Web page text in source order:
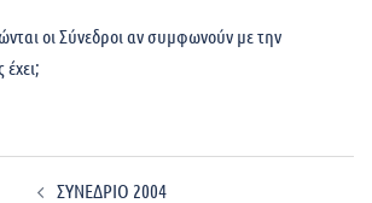
οι Σύνεδροι αν συμφωνούν με την
ΣΥΝΕΔΡΙΟ 2004